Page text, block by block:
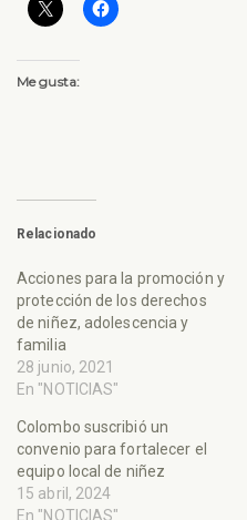
Me gusta:
Relacionado
Acciones para la promoción y
protección de los derechos
de niñez, adolescencia y
familia
28 junio, 2021
En "NOTICIAS"
Colombo suscribió un
convenio para fortalecer el
equipo local de niñez
15 abril, 2024
En "NOTICIAS"